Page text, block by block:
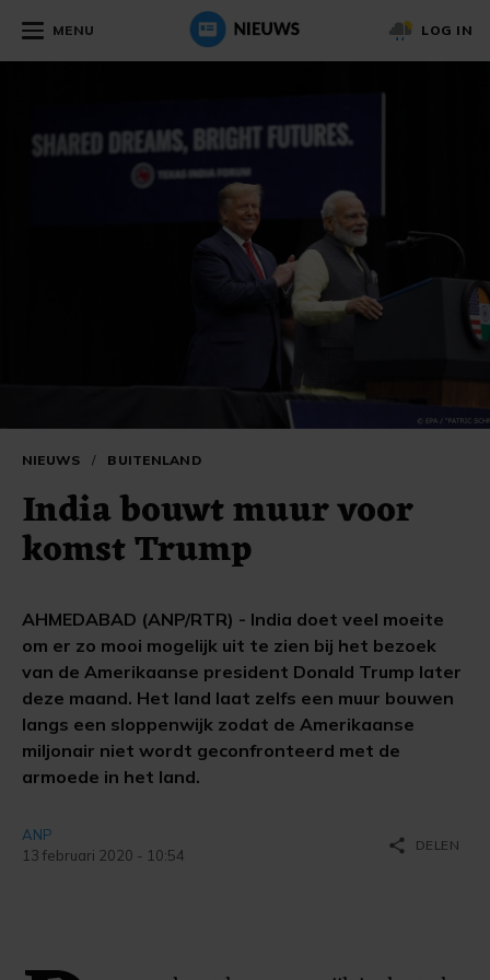
MENU LOG IN
NIEUWS / BUITENLAND
India bouwt muur voor
komst Trump
AHMEDABAD (ANP/RTR) - India doet veel moeite
om er zo mooi mogelijk uit te zien bij het bezoek
van de Amerikaanse president Donald Trump later
deze maand. Het land laat zelfs een muur bouwen
langs een sloppenwijk zodat de Amerikaanse
miljonair niet wordt geconfronteerd met de
armoede in het land.
ANP
13 februari 2020 - 10:54
share DELEN